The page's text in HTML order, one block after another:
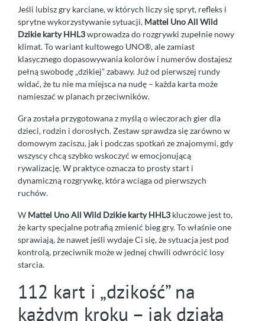
Jeśli lubisz gry karciane, w których liczy się spryt, refleks i
sprytne wykorzystywanie sytuacji, Mattel Uno All Wild
Dzikie karty HHL3wprowadza do rozgrywki zupełnie nowy
klimat. To wariant kultowego UNO®, ale zamiast
klasycznego dopasowywania kolorów i numerów dostajesz
pełną swobodę „dzikiej” zabawy. Już od pierwszej rundy
widać, że tu nie ma miejsca na nudę – każda karta może
namieszać w planach przeciwników.
Gra została przygotowana z myślą o wieczorach gier dla
dzieci, rodzin i dorosłych. Zestaw sprawdza się zarówno w
domowym zaciszu, jak i podczas spotkań ze znajomymi, gdy
wszyscy chcą szybko wskoczyć w emocjonującą
rywalizację. W praktyce oznacza to prosty start i
dynamiczną rozgrywkę, która wciąga od pierwszych
ruchów.
W Mattel Uno All Wild Dzikie karty HHL3 kluczowe jest to,
że karty specjalne potrafią zmienić bieg gry. To właśnie one
sprawiają, że nawet jeśli wydaje Ci się, że sytuacja jest pod
kontrolą, przeciwnik może w jednej chwili odwrócić losy
starcia.
112 kart i „dzikość” na
każdym kroku – jak działa